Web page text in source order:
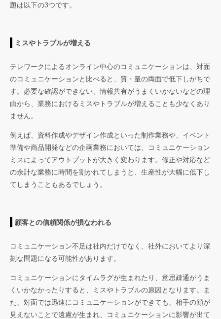
題は以下の3つです。
ミスやトラブルが増える
テレワークによるオンライン中心のコミュニケーションは、対面
のコミュニケーションと比べると、質・量の両面で低下しがちで
す。必要な確認ができない、情報共有がうまくいかないなどの理
由から、業務におけるミスやトラブルが増えることも少なくあり
ません。
例えば、資料作成やデザイン作成といった制作業務や、イベント
準備や商品開発などの企画業務においては、コミュニケーション
ミスによってアウトプットが大きく変わります。修正や対応など
の余計な業務に時間を割かれてしまうと、生産性が大幅に低下し
てしまうこともあるでしょう。
顧客との信頼関係が損なわれる
コミュニケーション不足は社内だけでなく、社外においてより深
刻な問題になる可能性があります。
コミュニケーションにタイムラグが生まれたり、意思疎通がうま
くいかなかったりすると、ミスやトラブルの原因となります。ま
た、対面では迅速にコミュニケーションができても、相手の顔が
見えないことで遠慮が生まれ、コミュニケーションに影響が出て